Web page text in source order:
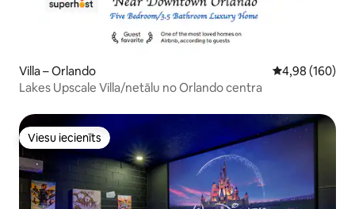
Villa – Orlando Vidējais
4,98 (160)
Lakes Upscale Villa/netālu no Orlando centra
Viesu iecienīts
Viesu iecienīts